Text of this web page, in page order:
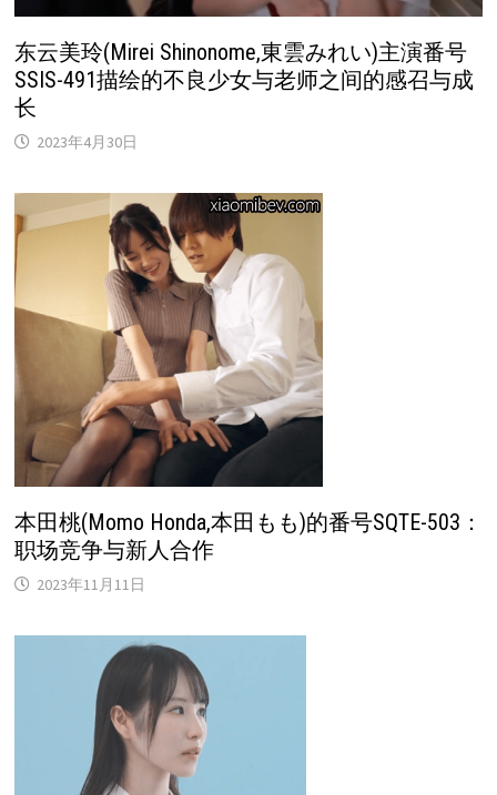
东云美玲(Mirei Shinonome,東雲みれい)主演番号
SSIS-491描绘的不良少女与老师之间的感召与成
长
2023年4月30日
本田桃(Momo Honda,本田もも)的番号SQTE-503：
职场竞争与新人合作
2023年11月11日